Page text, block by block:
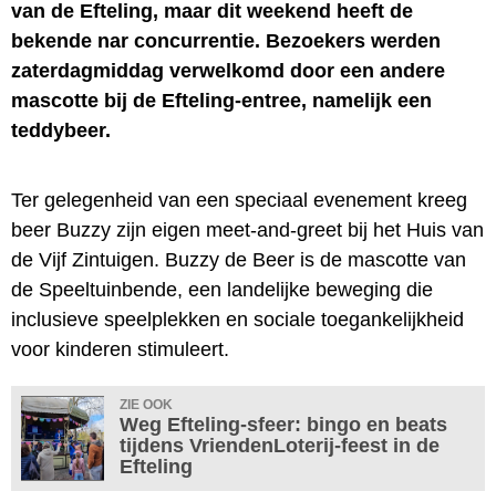
van de Efteling, maar dit weekend heeft de
bekende nar concurrentie. Bezoekers werden
zaterdagmiddag verwelkomd door een andere
mascotte bij de Efteling-entree, namelijk een
teddybeer.
Ter gelegenheid van een speciaal evenement kreeg
beer Buzzy zijn eigen meet-and-greet bij het Huis van
de Vijf Zintuigen. Buzzy de Beer is de mascotte van
de Speeltuinbende, een landelijke beweging die
inclusieve speelplekken en sociale toegankelijkheid
voor kinderen stimuleert.
ZIE OOK
Weg Efteling-sfeer: bingo en beats
tijdens VriendenLoterij-feest in de
Efteling